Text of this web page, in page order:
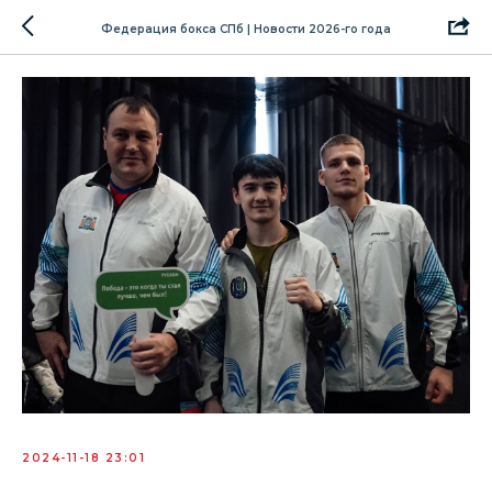
Федерация бокса СПб | Новости 2026-го года
2024-11-18 23:01